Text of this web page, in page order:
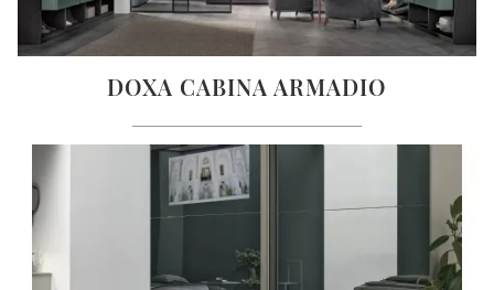
DOXA CABINA ARMADIO